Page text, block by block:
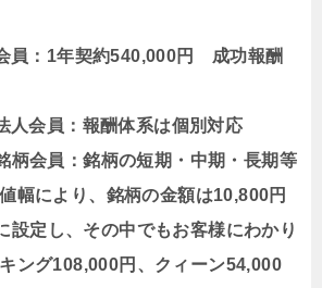
員：1年契約540,000円 成功報酬
人会員：報酬体系は個別対応
柄会員：銘柄の短期・中期・長期等
幅により、銘柄の金額は10,800円
設定し、その中でもお客様にわかり
ング108,000円、クィーン54,000